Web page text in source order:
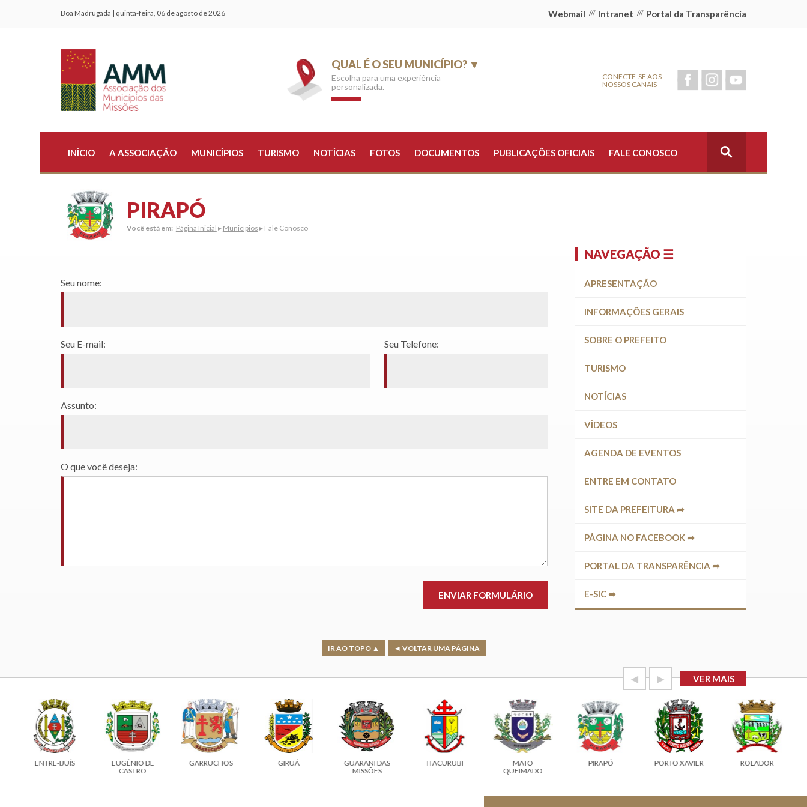
Boa Madrugada | quinta-feira, 06 de agosto de 2026 Webmail /// Intranet /// Portal da Transparência
QUAL É O SEU MUNICÍPIO? ▼
Escolha para uma experiência
personalizada.
CONECTE-SE AOS
NOSSOS CANAIS
INÍCIO A ASSOCIAÇÃO MUNICÍPIOS TURISMO NOTÍCIAS FOTOS DOCUMENTOS PUBLICAÇÕES OFICIAIS FALE CONOSCO
PIRAPÓ
Você está em: Página Inicial ▸ Municípios ▸ Fale Conosco
Seu nome:
Seu E-mail: Seu Telefone:
Assunto:
O que você deseja:
NAVEGAÇÃO ☰
APRESENTAÇÃO
INFORMAÇÕES GERAIS
SOBRE O PREFEITO
TURISMO
NOTÍCIAS
VÍDEOS
AGENDA DE EVENTOS
ENTRE EM CONTATO
SITE DA PREFEITURA ➦
PÁGINA NO FACEBOOK ➦
PORTAL DA TRANSPARÊNCIA ➦
E-SIC ➦
IR AO TOPO ▲ ◄ VOLTAR UMA PÁGINA
◀ ▶ VER MAIS
ENTRE-IJUÍS
EUGÊNIO DE
CASTRO
GARRUCHOS GIRUÁ
GUARANI DAS
MISSÕES
ITACURUBI
MATO
QUEIMADO
PIRAPÓ PORTO XAVIER ROLADOR